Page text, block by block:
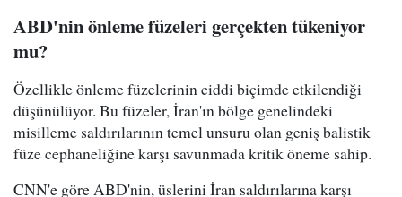
ABD'nin önleme füzeleri gerçekten tükeniyor
mu?
Özellikle önleme füzelerinin ciddi biçimde etkilendiği
düşünülüyor. Bu füzeler, İran'ın bölge genelindeki
misilleme saldırılarının temel unsuru olan geniş balistik
füze cephaneliğine karşı savunmada kritik öneme sahip.
CNN'e göre ABD'nin, üslerini İran saldırılarına karşı